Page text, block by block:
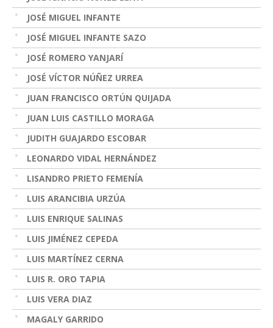
JOSÉ MIGUEL INFANTE
JOSÉ MIGUEL INFANTE SAZO
JOSÉ ROMERO YANJARÍ
JOSÉ VÍCTOR NÚÑEZ URREA
JUAN FRANCISCO ORTÚN QUIJADA
JUAN LUIS CASTILLO MORAGA
JUDITH GUAJARDO ESCOBAR
LEONARDO VIDAL HERNÁNDEZ
LISANDRO PRIETO FEMENÍA
LUIS ARANCIBIA URZÚA
LUIS ENRIQUE SALINAS
LUIS JIMÉNEZ CEPEDA
LUIS MARTÍNEZ CERNA
LUIS R. ORO TAPIA
LUIS VERA DIAZ
MAGALY GARRIDO